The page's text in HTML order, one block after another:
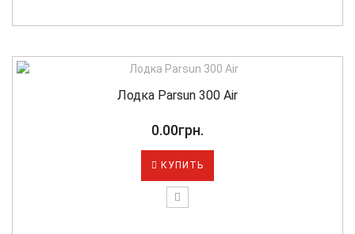
Лодка Parsun 300 Air
0.00грн.
КУПИТЬ